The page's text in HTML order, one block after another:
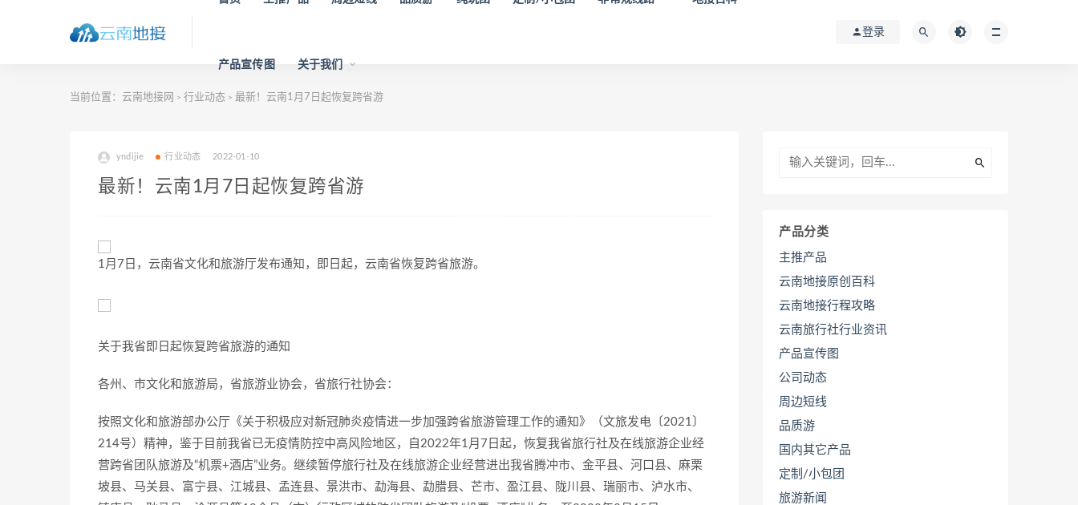
产品宣传图 关于我们
登录
当前位置： 云南地接网 > 行业动态 > 最新！云南1月7日起恢复跨省游
yndijie 行业动态 2022-01-10
最新！云南1月7日起恢复跨省游
1月7日，云南省文化和旅游厅发布通知，即日起，云南省恢复跨省旅游。
关于我省即日起恢复跨省旅游的通知
各州、市文化和旅游局，省旅游业协会，省旅行社协会：
按照文化和旅游部办公厅《关于积极应对新冠肺炎疫情进一步加强跨省旅游管理工作的通知》（文旅发电〔2021〕
214号）精神，鉴于目前我省已无疫情防控中高风险地区，自2022年1月7日起，恢复我省旅行社及在线旅游企业经
营跨省团队旅游及“机票+酒店”业务。继续暂停旅行社及在线旅游企业经营进出我省腾冲市、金平县、河口县、麻栗
坡县、马关县、富宁县、江城县、孟连县、景洪市、勐海县、勐腊县、芒市、盈江县、陇川县、瑞丽市、泸水市、
产品分类
主推产品
云南地接原创百科
云南地接行程攻略
云南旅行社行业资讯
产品宣传图
公司动态
周边短线
品质游
国内其它产品
定制/小包团
旅游新闻